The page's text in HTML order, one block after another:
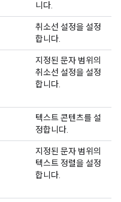
니다.
취소선 설정을 설정
합니다.
지정된 문자 범위의
취소선 설정을 설정
합니다.
텍스트 콘텐츠를 설
정합니다.
지정된 문자 범위의
텍스트 정렬을 설정
합니다.